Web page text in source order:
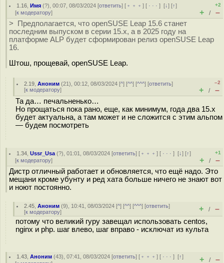
1.16 ,Имя (?), 00:07, 08/03/2024 [ответить] [ ﹢﹢﹢] [ · · ·][↓] [↑]
[к модератору]
+2
+ / –
> Предполагается, что openSUSE Leap 15.6 станет
последним выпуском в серии 15.x, а в 2025 году на
платформе ALP будет сформирован релиз openSUSE Leap
16.
Штош, прощевай, openSUSE Leap.
2.19 ,Аноним (21), 00:12, 08/03/2024 [^] [^^] [^^^] [ответить]
[к модератору]
–2
+ / –
Та да… печальненько…
Но прощаться пока рано, еще, как минимум, года два 15.х
будет актуальна, а там может и не сложится с этим альпом
— будем посмотреть
1.34 ,Ussr_Usa (?), 01:01, 08/03/2024 [ответить] [ ﹢﹢﹢] [ · · ·][↓] [↑]
[к модератору]
+1
+ / –
Дистр отличный работает и обновляется, что ещё надо. Это
мещани кроме убунту и ред хата больше ничего не знают вот
и ноют постоянно.
2.45 ,Аноним (9), 10:41, 08/03/2024 [^] [^^] [^^^] [ответить]
[к модератору] + / –
потому что великий гуру завещал использовать centos,
nginx и php. шаг влево, шаг вправо - исключат из культа
1.43 ,Аноним (43), 07:41, 08/03/2024 [ответить] [ ﹢﹢﹢] [ · · ·][↑]
+ / –